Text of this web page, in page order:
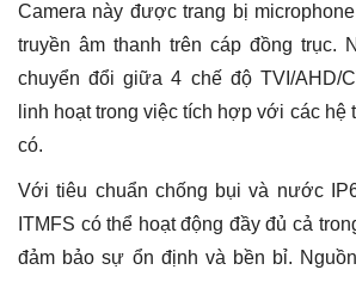
Camera này được trang bị
truyền âm thanh trên cáp đồng trục.
chuyển đổi giữa 4 chế độ TVI/AHD/
linh hoạt trong việc tích hợp với các hệ
có.
Với tiêu chuẩn chống bụi và nước
ITMFS có thể hoạt động đầy đủ cả
đảm bảo sự ổn định và bền bỉ.